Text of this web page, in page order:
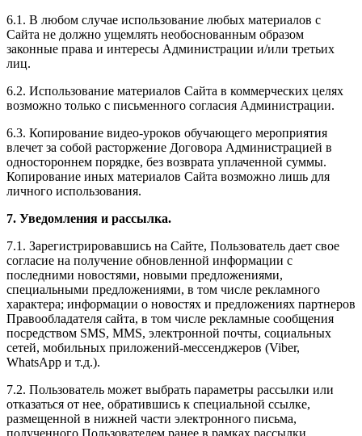
6.1. В любом случае использование любых материалов с
Сайта не должно ущемлять необоснованным образом
законные права и интересы Администрации и/или третьих
лиц.
6.2. Использование материалов Сайта в коммерческих целях
возможно только с письменного согласия Администрации.
6.3. Копирование видео-уроков обучающего мероприятия
влечет за собой расторжение Договора Администрацией в
одностороннем порядке, без возврата уплаченной суммы.
Копирование иных материалов Сайта возможно лишь для
личного использования.
7. Уведомления и рассылка.
7.1. Зарегистрировавшись на Сайте, Пользователь дает свое
согласие на получение обновленной информации с
последними новостями, новыми предложениями,
специальными предложениями, в том числе рекламного
характера; информации о новостях и предложениях партнеров
Правообладателя сайта, в том числе рекламные сообщения
посредством SMS, MMS, электронной почты, социальных
сетей, мобильных приложений-мессенджеров (Viber,
WhatsApp и т.д.).
7.2. Пользователь может выбрать параметры рассылки или
отказаться от нее, обратившись к специальной ссылке,
размещенной в нижней части электронного письма,
полученного Пользователем ранее в рамках рассылки.